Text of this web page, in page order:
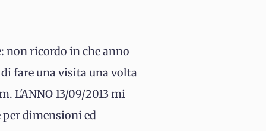
non ricordo in che anno
fare una visita una volta
L'ANNO 13/09/2013 mi
per dimensioni ed